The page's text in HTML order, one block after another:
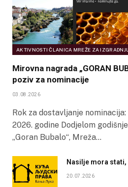
AKTIVNOSTI ČLANICA MREŽE ZA
Mirovna nagrada „GORAN
poziv za nominacije
03.08.2026
Rok za dostavljanje
2026. godine Dodjelom
„Goran Bubalo“, Mreža…
Nasilje mora
20.07.2026